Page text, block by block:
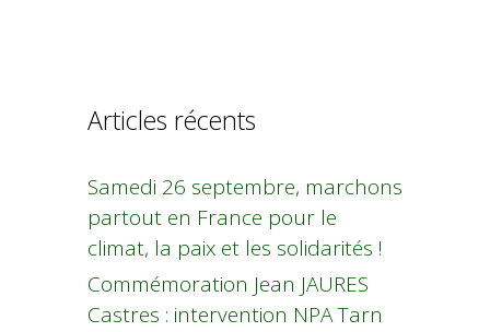
Articles récents
Samedi 26 septembre, marchons
partout en France pour le
climat, la paix et les solidarités !
Commémoration Jean JAURES
Castres : intervention NPA Tarn